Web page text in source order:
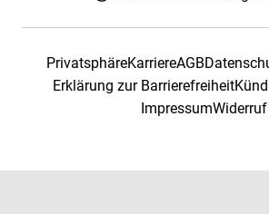
PrivatsphäreKarriereAGB
Erklärung zur Barrierefreiheit
ImpressumWiderruf